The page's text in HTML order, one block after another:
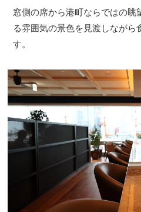
窓側の席から港町ならではの眺
る雰囲気の景色を見渡しながら
す。